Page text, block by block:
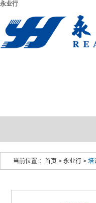
永业行
当前位置 ： 首页 > 永业行 > 培